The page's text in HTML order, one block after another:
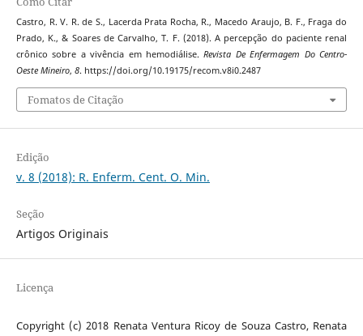
Castro, R. V. R. de S., Lacerda Prata Rocha, R., Macedo Araujo, B. F., Fraga do
Prado, K., & Soares de Carvalho, T. F. (2018). A percepção do paciente renal
crônico sobre a vivência em hemodiálise.Revista De Enfermagem Do Centro-
Oeste Mineiro, 8. https://doi.org/10.19175/recom.v8i0.2487
Fomatos de Citação
Edição
v. 8 (2018): R. Enferm. Cent. O. Min.
Seção
Artigos Originais
Licença
Copyright (c) 2018 Renata Ventura Ricoy de Souza Castro, Renata